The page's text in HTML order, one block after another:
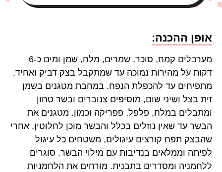
אופן ההכנה:
מערבלים קמח, סוכר, שמרים, מלח, שמן ומים כ-6
דקות על מהירות נמוכה עד שמתקבל בצק דביק ואחיד.
מתפיחים עד להכפלת הנפח. במחבת מטגנים בשמן
זית בצל ושיני שום, מוסיפים צנוברים ובשר טחון
ומתבלים במלח, פלפל, פפריקה וכמון. מטגנים את
הבשר עד שאין נוזלים בכלל והבשר מוכן לחלוטין. אחרי
שהבצק תפח קורצים עיגולים, משטחים כל עיגול
לפיתה וממלאים בנדיבות עם מילוי הבשר. סוגרים
ללחמניה ומסדרים בתבנית. מורחים את הלחמניות